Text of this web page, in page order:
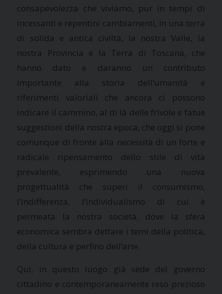
consapevolezza che viviamo, pur in tempi di
incessanti e repentini cambiamenti, in una terra
di solida e antica civiltà, la nostra Valle, la
nostra Provincia e la Terra di Toscana, che
hanno dato e daranno un contributo
importante alla storia dell’umanità e
riferimenti valoriali che ancora ci possono
indicare il cammino, al di là delle frivole e fatue
suggestioni della nostra epoca, che oggi si pone
comunque di fronte alla necessità di un forte e
radicale ripensamento dello stile di vita
prevalente, esprimendo una nuova
progettualità che superi il consumismo,
l’indifferenza, l’individualismo di cui è
permeata la nostra società, dove la sfera
economica sembra dettare i temi della politica,
della cultura e perfino dell’arte.
Qui, in questo luogo già sede del governo
cittadino e contemporaneamente reso prezioso